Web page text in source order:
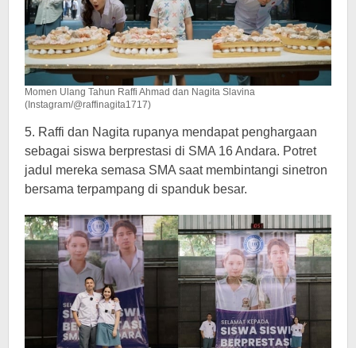
Momen Ulang Tahun Raffi Ahmad dan Nagita Slavina
(Instagram/@raffinagita1717)
5. Raffi dan Nagita rupanya mendapat penghargaan
sebagai siswa berprestasi di SMA 16 Andara. Potret
jadul mereka semasa SMA saat membintangi sinetron
bersama terpampang di spanduk besar.